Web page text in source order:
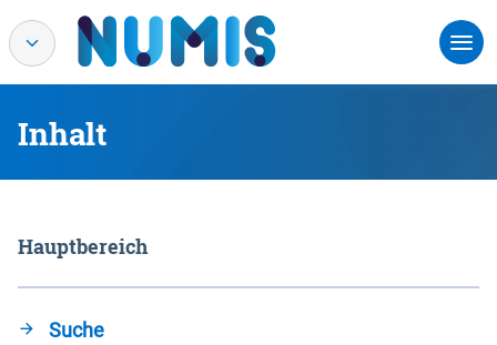
Inhalt
Hauptbereich
Suche